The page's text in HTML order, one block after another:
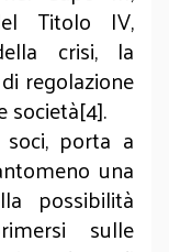
Titolo IV,
crisi, la
regolazione
società[4].
porta a
una
possibilità
sulle